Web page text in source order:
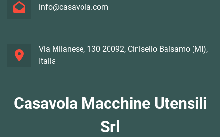
info@casavola.com
Via Milanese, 130 20092, Cinisello Balsamo (MI),
Italia
Casavola Macchine Utensili
Srl